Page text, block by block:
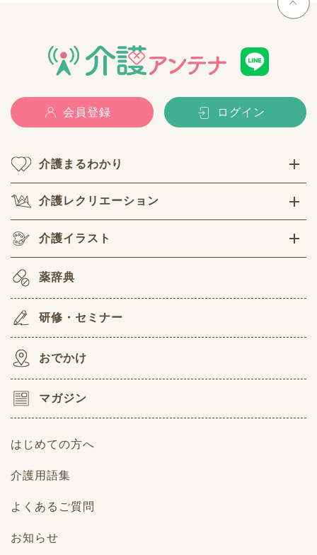
会員登録 ログイン
介護まるわかり
介護レクリエーション
介護イラスト
薬辞典
研修・セミナー
おでかけ
マガジン
はじめての方へ
介護用語集
よくあるご質問
お知らせ